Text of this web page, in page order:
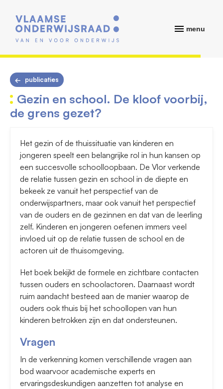
menu
publicaties
Gezin en school. De kloof voorbij,
de grens gezet?
Het gezin of de thuissituatie van kinderen en
jongeren speelt een belangrijke rol in hun kansen op
een succesvolle schoolloopbaan. De Vlor verkende
de relatie tussen gezin en school in de diepte en
bekeek ze vanuit het perspectief van de
onderwijspartners, maar ook vanuit het perspectief
van de ouders en de gezinnen en dat van de leerling
zelf. Kinderen en jongeren oefenen immers veel
invloed uit op de relatie tussen de school en de
actoren uit de thuisomgeving.
Het boek bekijkt de formele en zichtbare contacten
tussen ouders en schoolactoren. Daarnaast wordt
ruim aandacht besteed aan de manier waarop de
ouders ook thuis bij het schoollopen van hun
kinderen betrokken zijn en dat ondersteunen.
Vragen
In de verkenning komen verschillende vragen aan
bod waarvoor academische experts en
ervaringsdeskundigen aanzetten tot analyse en